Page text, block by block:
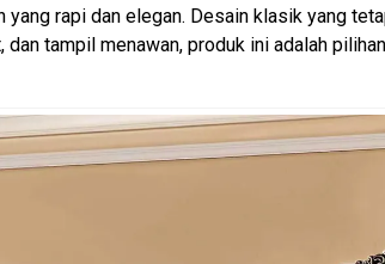
rapi dan elegan. Desain klasik yang
tampil menawan, produk ini adalah